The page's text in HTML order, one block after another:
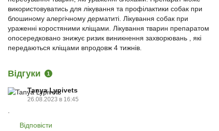
використовуватись для лікування та профілактики собак при
блошиному алергічному дерматиті. Лікування собак при
ураженні коростяними кліщами. Лікування тварин препаратом
опосередковано знижує ризик виникнення захворювань , які
передаються кліщами впродовж 4 тижнів.
Відгуки 1
Tanya Lypivets
26.08.2023 в 16:45
Відповісти